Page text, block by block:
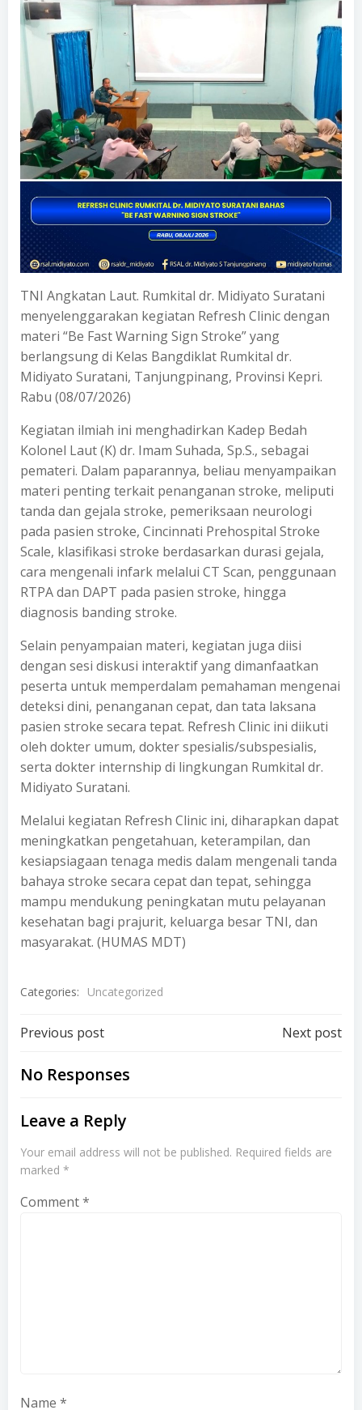
TNI Angkatan Laut. Rumkital dr. Midiyato Suratani
menyelenggarakan kegiatan Refresh Clinic dengan
materi “Be Fast Warning Sign Stroke” yang
berlangsung di Kelas Bangdiklat Rumkital dr.
Midiyato Suratani, Tanjungpinang, Provinsi Kepri.
Rabu (08/07/2026)
Kegiatan ilmiah ini menghadirkan Kadep Bedah
Kolonel Laut (K) dr. Imam Suhada, Sp.S., sebagai
pemateri. Dalam paparannya, beliau menyampaikan
materi penting terkait penanganan stroke, meliputi
tanda dan gejala stroke, pemeriksaan neurologi
pada pasien stroke, Cincinnati Prehospital Stroke
Scale, klasifikasi stroke berdasarkan durasi gejala,
cara mengenali infark melalui CT Scan, penggunaan
RTPA dan DAPT pada pasien stroke, hingga
diagnosis banding stroke.
Selain penyampaian materi, kegiatan juga diisi
dengan sesi diskusi interaktif yang dimanfaatkan
peserta untuk memperdalam pemahaman mengenai
deteksi dini, penanganan cepat, dan tata laksana
pasien stroke secara tepat. Refresh Clinic ini diikuti
oleh dokter umum, dokter spesialis/subspesialis,
serta dokter internship di lingkungan Rumkital dr.
Midiyato Suratani.
Melalui kegiatan Refresh Clinic ini, diharapkan dapat
meningkatkan pengetahuan, keterampilan, dan
kesiapsiagaan tenaga medis dalam mengenali tanda
bahaya stroke secara cepat dan tepat, sehingga
mampu mendukung peningkatan mutu pelayanan
kesehatan bagi prajurit, keluarga besar TNI, dan
masyarakat. (HUMAS MDT)
Categories: Uncategorized
Post
navigation
Previous post Next post
No Responses
Leave a Reply
Your email address will not be published. Required fields are
marked *
Comment*
Name *